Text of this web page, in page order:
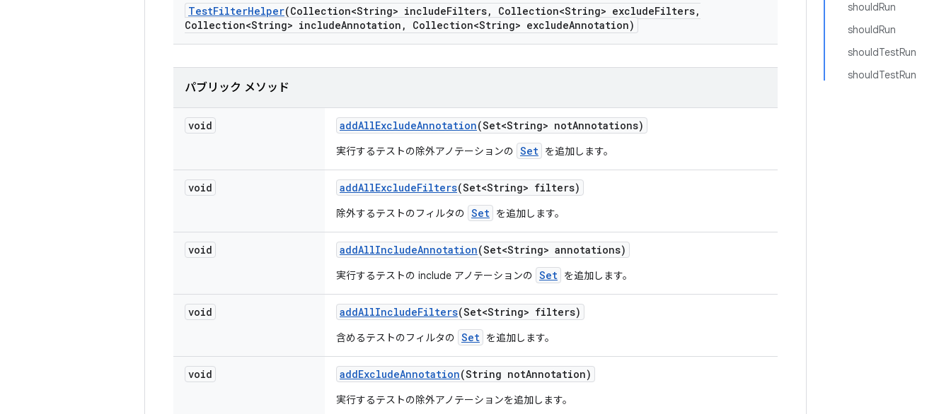
shouldRun
shouldRun
shouldTestRun
shouldTestRun
TestFilterHelper(Collection<String> includeFilters, Collection<String> excludeFilters,
Collection<String> includeAnnotation , Collection<String> excludeAnnotation)
パブリック メソッド
void addAllExcludeAnnotation(Set<String> notAnnotations)
実行するテストの除外アノテーションの Set を追加します。
void addAllExcludeFilters(Set<String> filters)
除外するテストのフィルタの Set を追加します。
void addAllIncludeAnnotation(Set<String> annotations)
実行するテストの include アノテーションの Set を追加します。
void addAllIncludeFilters(Set<String> filters)
含めるテストのフィルタの Set を追加します。
void addExcludeAnnotation(String notAnnotation)
実行するテストの除外アノテーションを追加します。